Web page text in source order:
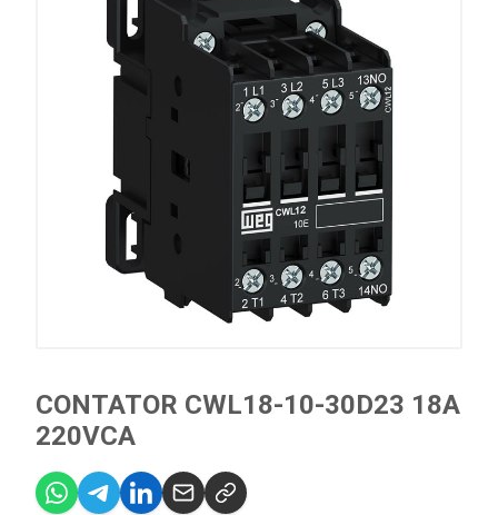
CONTATOR CWL18-10-30D23 18A
220VCA